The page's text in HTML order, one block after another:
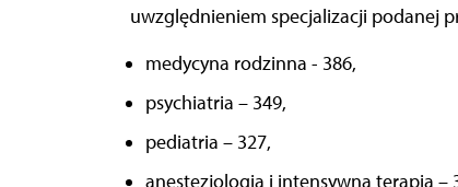
uwzględnieniem specjalizacji podanej
medycyna rodzinna - 386,
psychiatria – 349,
pediatria – 327,
anestezjologia i intensywna terapia –